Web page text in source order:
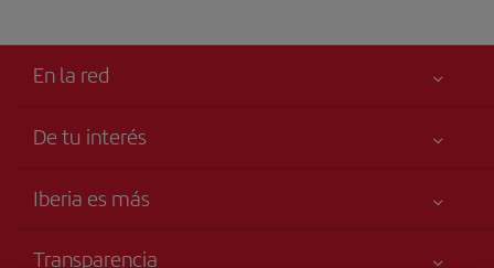
En la red
De tu interés
Accesibilidad
Iberia es más
Transparencia